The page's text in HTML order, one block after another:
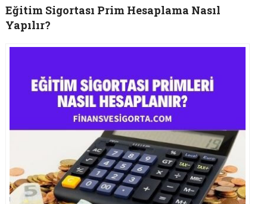
Eğitim Sigortası Prim Hesaplama Nasıl
Yapılır?